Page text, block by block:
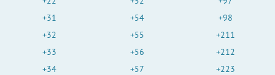
+31
+32
+33
+34
+54
+55
+56
+57
+98
+211
+212
+223